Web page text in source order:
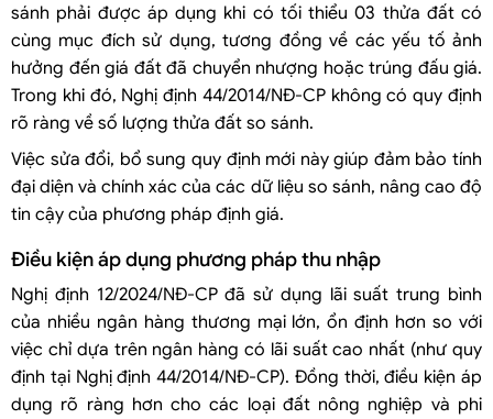
sánh phải được áp dụng khi có tối thiểu 03 thửa đất có
cùng mục đích sử dụng, tương đồng về các yếu tố ảnh
hưởng đến giá đất đã chuyển nhượng hoặc trúng đấu giá.
Trong khi đó, Nghị định 44/2014/NĐ-CP không có quy định
rõ ràng về số lượng thửa đất so sánh.
Việc sửa đổi, bổ sung quy định mới này giúp đảm bảo tính
đại diện và chính xác của các dữ liệu so sánh, nâng cao độ
tin cậy của phương pháp định giá.
Điều kiện áp dụng phương pháp thu nhập
Nghị định 12/2024/NĐ-CP đã sử dụng lãi suất trung bình
của nhiều ngân hàng thương mại lớn, ổn định hơn so với
việc chỉ dựa trên ngân hàng có lãi suất cao nhất (như quy
định tại Nghị định 44/2014/NĐ-CP). Đồng thời, điều kiện áp
dụng rõ ràng hơn cho các loại đất nông nghiệp và phi